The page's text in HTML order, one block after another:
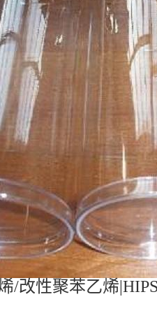
/改性聚苯乙烯